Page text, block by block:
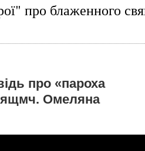
про блаженного
про «пароха
Омеляна